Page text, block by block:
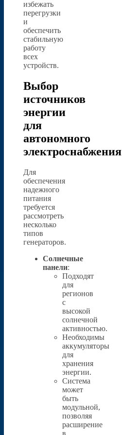
избежать
перегрузки
и
обеспечить
стабильную
работу
всех
устройств.
Выбор
источников
энергии
для
автономного
электроснабжения
Для
обеспечения
надежного
питания
требуется
рассмотреть
несколько
типов
генераторов.
Солнечные
панели:
Подходят
для
регионов
с
высокой
солнечной
активностью.
Необходимы
аккумуляторы
для
хранения
энергии.
Система
может
быть
модульной,
позволяя
расширение
в